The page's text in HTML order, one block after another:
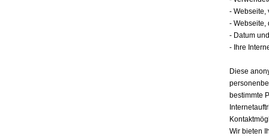
- Webseite,
- Webseite,
- Datum
- Ihre
Diese
bestimmte
Wir bieten